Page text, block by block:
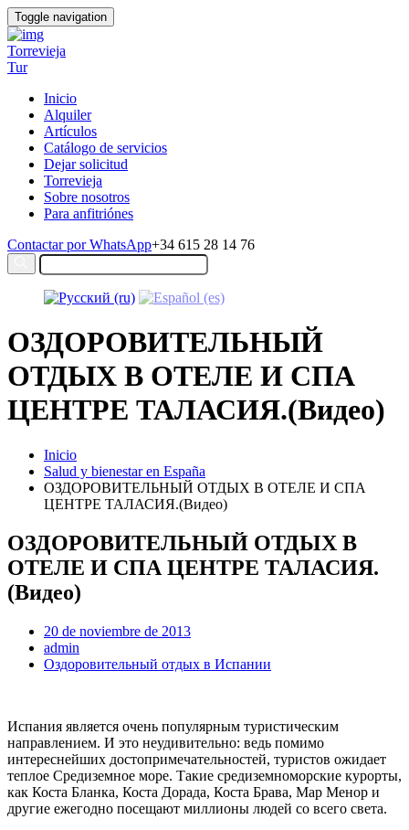
Toggle navigation
Torrevieja
Tur
Inicio
Alquiler
Artículos
Catálogo de servicios
Dejar solicitud
Torrevieja
Sobre nosotros
Para anfitriónes
Contactar por WhatsApp+34 615 28 14 76
ОЗДОРОВИТЕЛЬНЫЙ
ОТДЫХ В ОТЕЛЕ И СПА
ЦЕНТРЕ ТАЛАСИЯ.(Видео)
Inicio
Salud y bienestar en España
ОЗДОРОВИТЕЛЬНЫЙ ОТДЫХ В ОТЕЛЕ И СПА
ЦЕНТРЕ ТАЛАСИЯ.(Видео)
ОЗДОРОВИТЕЛЬНЫЙ ОТДЫХ В
ОТЕЛЕ И СПА ЦЕНТРЕ ТАЛАСИЯ.
(Видео)
20 de noviembre de 2013
admin
Оздоровительный отдых в Испании
Испания является очень популярным туристическим
направлением. И это неудивительно: ведь помимо
интереснейших достопримечательностей, туристов ожидает
теплое Средиземное море. Такие средиземноморские курорты,
как Коста Бланка, Коста Дорада, Коста Брава, Мар Менор и
другие ежегодно посещают миллионы людей со всего света.